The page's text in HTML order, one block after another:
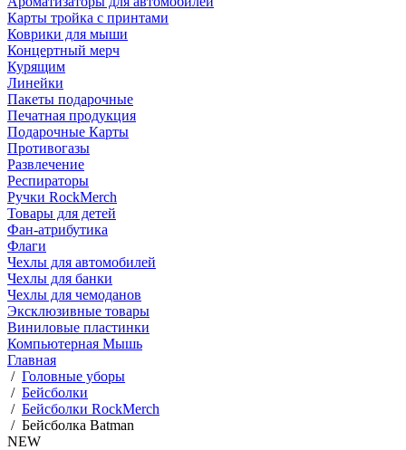
Карты тройка с принтами
Коврики для мыши
Концертный мерч
Курящим
Линейки
Пакеты подарочные
Печатная продукция
Подарочные Карты
Противогазы
Развлечение
Респираторы
Ручки RockMerch
Товары для детей
Фан-атрибутика
Флаги
Чехлы для автомобилей
Чехлы для банки
Чехлы для чемоданов
Эксклюзивные товары
Виниловые пластинки
Компьютерная Мышь
Главная
/ Головные уборы
/ Бейсболки
/ Бейсболки RockMerch
/ Бейсболка Batman
NEW